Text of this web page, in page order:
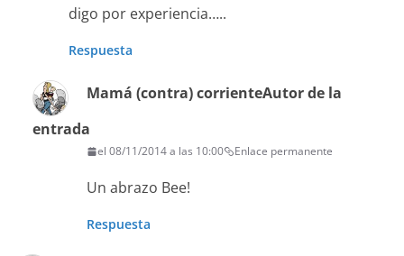
digo por experiencia…..
Respuesta
Mamá (contra) corrienteAutor de la
entrada
el 08/11/2014 a las 10:00 Enlace permanente
Un abrazo Bee!
Respuesta